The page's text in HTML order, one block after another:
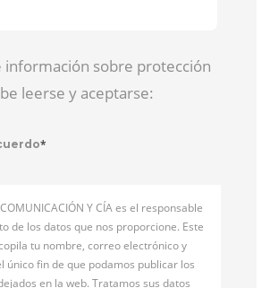
información sobre protección
leerse y aceptarse:
*
COMUNICACIÓN Y CÍA es el responsable
de los datos que nos proporcione. Este
tu nombre, correo electrónico y
único fin de que podamos publicar los
en la web. Tratamos sus datos